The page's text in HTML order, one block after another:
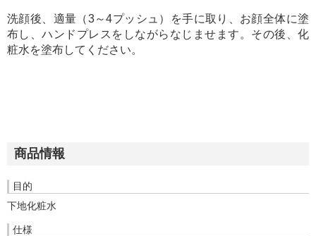
洗顔後、適量（3～4プッシュ）を手に取り、お顔全体に塗
布し、ハンドプレスをしながらなじませます。その後、化
粧水を塗布してください。
商品情報
目的
下地化粧水
仕様